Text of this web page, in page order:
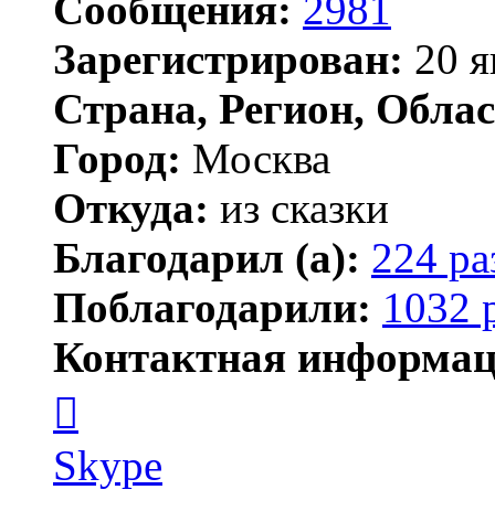
Сообщения: 2981
Зарегистрирован: 20
Страна, Регион,
Город: Москва
Откуда: из сказки
Благодарил (а): 224
Поблагодарили: 1032
Контактная
пользователя
Kirilliq
Skype